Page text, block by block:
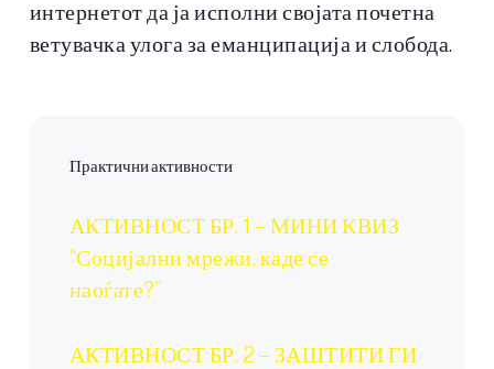
интернетот да ја исполни својата почетна
ветувачка улога за еманципација и слобода.
Практични активности
АКТИВНОСТ БР. 1 – МИНИ КВИЗ
“Социјални мрежи, каде се
наоѓате?”
АКТИВНОСТ БР. 2 – ЗАШТИТИ ГИ